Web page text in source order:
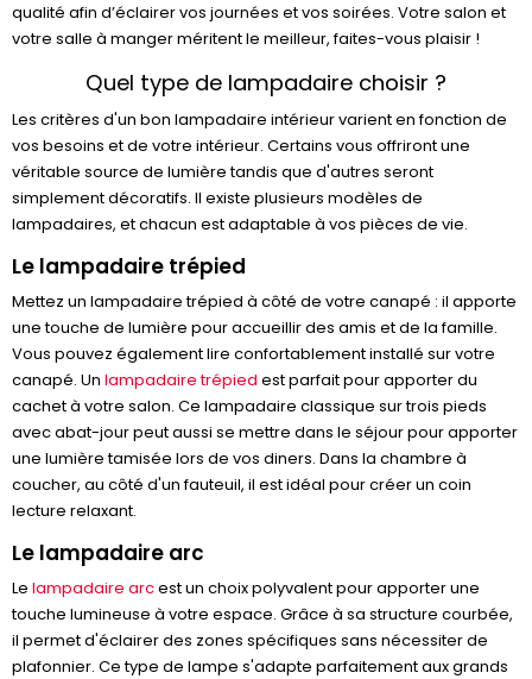
qualité afin d’éclairer vos journées et vos soirées. Votre salon et
votre salle à manger méritent le meilleur, faites-vous plaisir !
Quel type de lampadaire choisir ?
Les critères d'un bon lampadaire intérieur varient en fonction de
vos besoins et de votre intérieur. Certains vous offriront une
véritable source de lumière tandis que d'autres seront
simplement décoratifs. Il existe plusieurs modèles de
lampadaires, et chacun est adaptable à vos pièces de vie.
Le lampadaire trépied
Mettez un lampadaire trépied à côté de votre canapé : il apporte
une touche de lumière pour accueillir des amis et de la famille.
Vous pouvez également lire confortablement installé sur votre
canapé. Un lampadaire trépied est parfait pour apporter du
cachet à votre salon. Ce lampadaire classique sur trois pieds
avec abat-jour peut aussi se mettre dans le séjour pour apporter
une lumière tamisée lors de vos diners. Dans la chambre à
coucher, au côté d'un fauteuil, il est idéal pour créer un coin
lecture relaxant.
Le lampadaire arc
Le lampadaire arcest un choix polyvalent pour apporter une
touche lumineuse à votre espace. Grâce à sa structure courbée,
il permet d'éclairer des zones spécifiques sans nécessiter de
plafonnier. Ce type de lampe s'adapte parfaitement aux grands